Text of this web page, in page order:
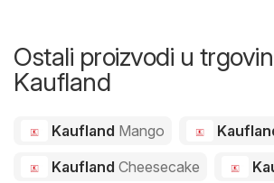
Ostali proizvodi u
Kaufland
Kaufland Mango
Kaufland Cheesecake